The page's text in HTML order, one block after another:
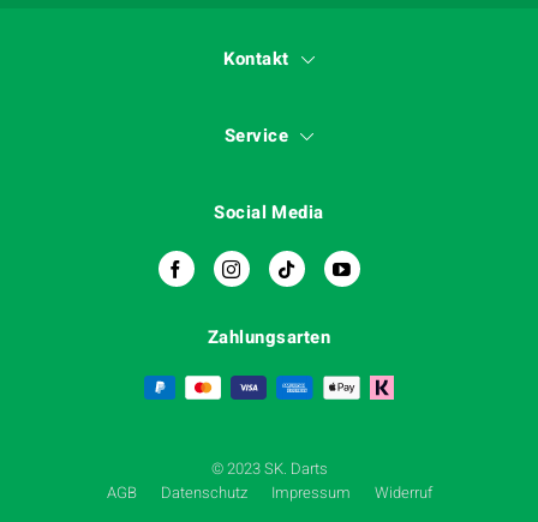
Kontakt
Service
Social Media
Zahlungsarten
© 2023 SK. Darts
AGB
Datenschutz Impressum Widerruf